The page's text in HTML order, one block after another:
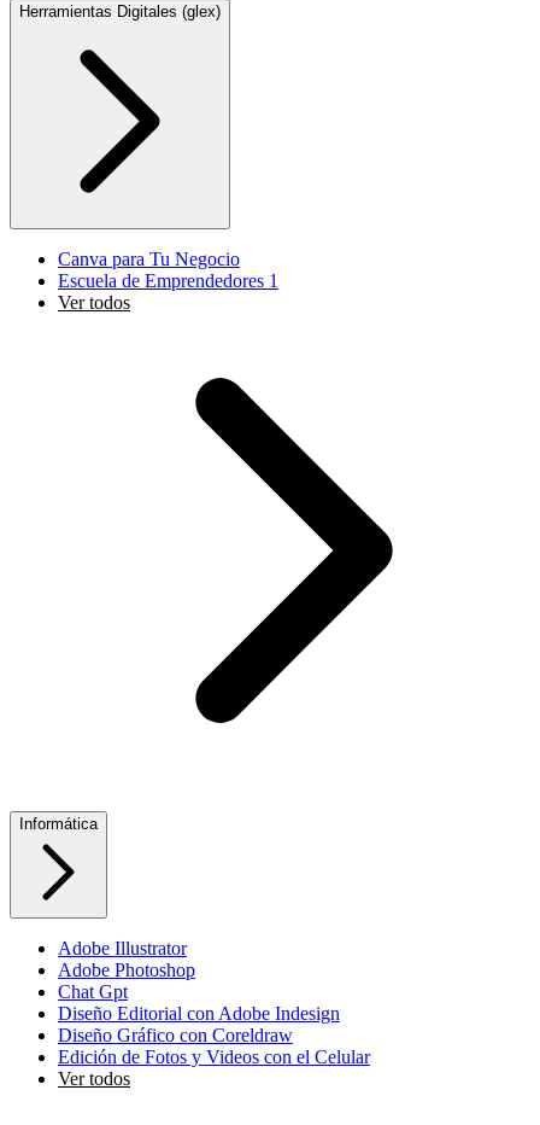
Herramientas Digitales (glex)
Canva para Tu Negocio
Escuela de Emprendedores 1
Ver todos
Informática
Adobe Illustrator
Adobe Photoshop
Chat Gpt
Diseño Editorial con Adobe Indesign
Diseño Gráfico con Coreldraw
Edición de Fotos y Videos con el Celular
Ver todos